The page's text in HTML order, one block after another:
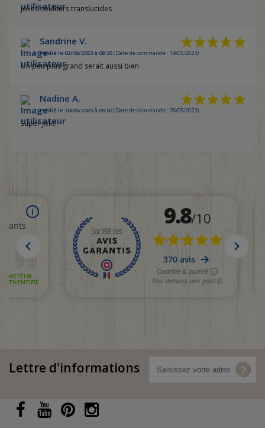
jolies couleurs translucides
Sandrine V.
Publié le 02/06/2023 à 08:25(Date de commande : 19/05/2023)
Un peu plus grand serait aussi bien
Nadine A.
Publié le 20/05/2023 à 05:02(Date de commande : 05/05/2023)
Super jolie
Lettre d'informations